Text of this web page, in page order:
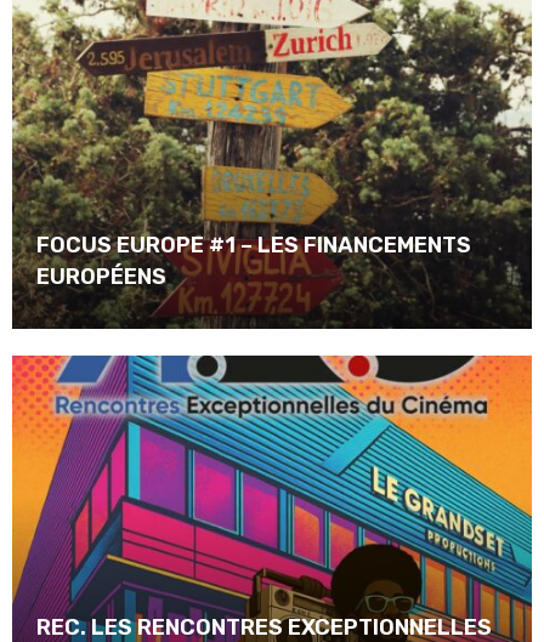
FOCUS EUROPE #1 – LES FINANCEMENTS
EUROPÉENS
REC. LES RENCONTRES EXCEPTIONNELLES